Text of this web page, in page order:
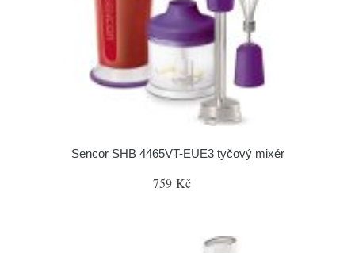
Sencor SHB 4465VT-EUE3 tyčový mixér
759 Kč